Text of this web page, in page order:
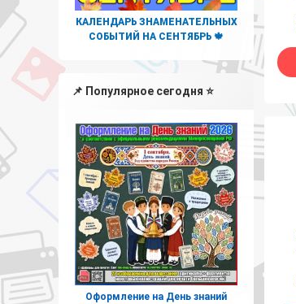
КАЛЕНДАРЬ ЗНАМЕНАТЕЛЬНЫХ
СОБЫТИЙ НА СЕНТЯБРЬ 🍁
📌 Популярное сегодня ⭐
Оформление на День знаний